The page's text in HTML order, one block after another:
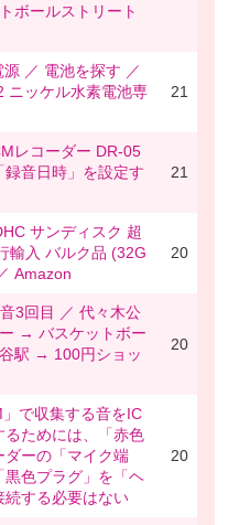
ボールストリート
源 ／ 電池を探す ／
ニッケル水素電池専
21
レコーダー DR-05
音日時」を設定す
21
サンディスク 超
輸入 バルク品 (32G
Amazon
20
3回目 ／ 代々木公
→ バスケットボー
駅 → 100円ショッ
20
」で収集する音をIC
るためには、「赤色
ダーの「マイク端
色プラグ」を「ヘ
続する必要はない
20